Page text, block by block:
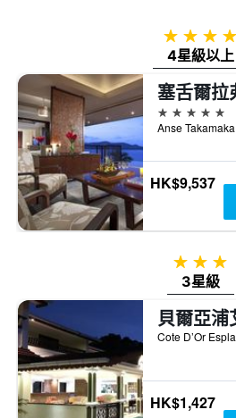
4星級
4星級以上
5星級
HK$9,537
3星級
3星級
HK$1,427